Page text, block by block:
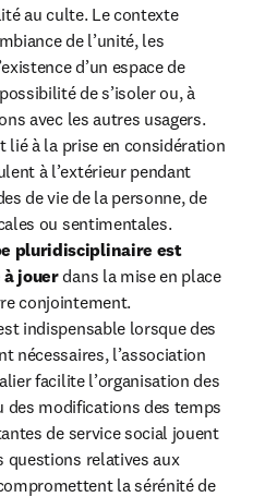
au culte. Le contexte
de l’unité, les
d’un espace de
de s’isoler ou, à
avec les autres usagers.
à la prise en considération
à l’extérieur pendant
de vie de la personne, de
pluridisciplinaire est
à jouer dans la mise en place
conjointement.
indispensable lorsque des
nécessaires, l’association
facilite l’organisation des
des modifications des temps
de service social jouent
questions relatives aux
la sérénité de